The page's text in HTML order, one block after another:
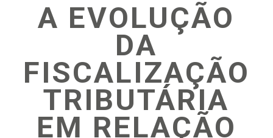
A EVOLUÇÃO
DA
FISCALIZAÇÃO
TRIBUTÁRIA
EM RELAÇÃO